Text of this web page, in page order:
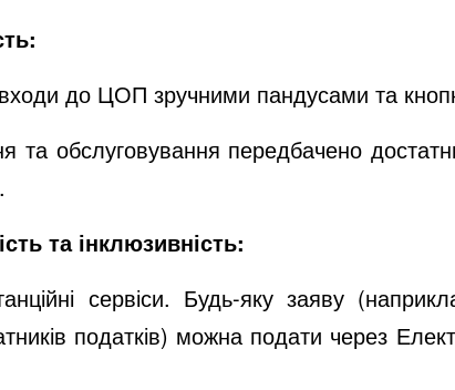
до ЦОП зручними пандусами та
та обслуговування передбачено
та інклюзивність:
сервіси. Будь-яку заяву
податків) можна подати через